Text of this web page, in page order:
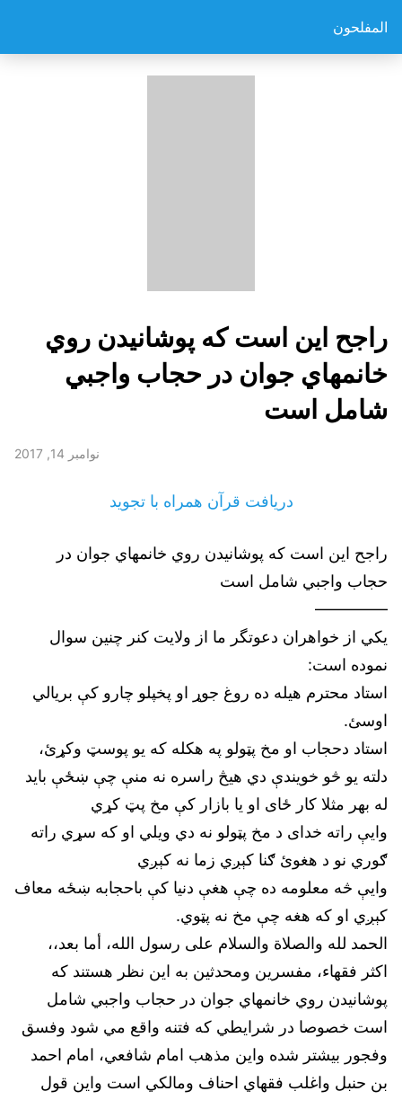
المفلحون
راجح اين است كه پوشانيدن روي
خانمهاي جوان در حجاب واجبي
شامل است
نوامبر 14, 2017
دریافت قرآن همراه با تجوید
راجح اين است كه پوشانيدن روي خانمهاي جوان در
حجاب واجبي شامل است
————–
يكي از خواهران دعوتگر ما از ولايت كنر چنین سوال
نموده است:
استاد محترم هیله ده روغ جوړ او پخپلو چارو کې بریالي
اوسئ.
استاد دحجاب او مخ پټولو په هکله که یو پوسټ وکړئ،
دلته یو څو خویندې دي هیڅ راسره نه منې چې ښځې باید
له بهر مثلا کار ځای او یا بازار کې مخ پټ کړي
وایې راته خدای د مخ پټولو نه دي ویلي او که سړي راته
ګوري نو د هغوئ ګنا کېږي زما نه کېږي
وایې څه معلومه ده چې هغې دنیا کې باحجابه ښځه معاف
کېږي او که هغه چې مخ نه پټوي.
الحمد لله والصلاة والسلام على رسول الله، أما بعد،،
اكثر فقهاء، مفسرين ومحدثين به اين نظر هستند كه
پوشانيدن روي خانمهاي جوان در حجاب واجبي شامل
است خصوصا در شرايطي كه فتنه واقع مي شود وفسق
وفجور بيشتر شده واين مذهب امام شافعي، امام احمد
بن حنبل واغلب فقهاي احناف ومالكي است واين قول